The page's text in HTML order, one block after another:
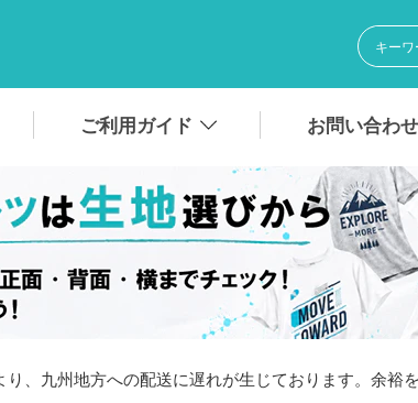
ご利用ガイド お問い合わせ
、九州地方への配送に遅れが生じております。余裕